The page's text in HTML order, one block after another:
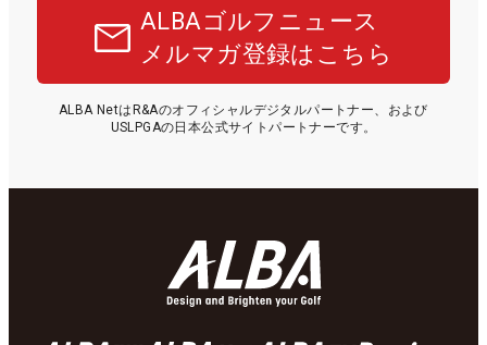
ALBAゴルフニュース
メルマガ登録はこちら
ALBA NetはR&Aのオフィシャルデジタルパートナー、および
USLPGAの日本公式サイトパートナーです。